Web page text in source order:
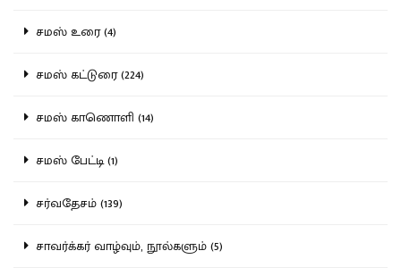
சமஸ் உரை (4)
சமஸ் கட்டுரை (224)
சமஸ் காணொளி (14)
சமஸ் பேட்டி (1)
சர்வதேசம் (139)
சாவர்க்கர் வாழ்வும், நூல்களும் (5)